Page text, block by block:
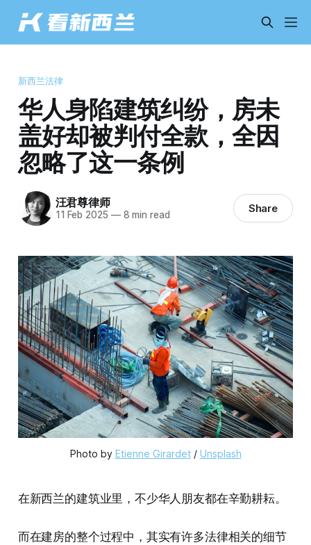
新西兰法律
华人身陷建筑纠纷，房未
盖好却被判付全款，全因
忽略了这一条例
汪君尊律师
11 Feb 2025 —8 min read Share
Photo by Etienne Girardet / Unsplash
在新西兰的建筑业里，不少华人朋友都在辛勤耕耘。
而在建房的整个过程中，其实有许多法律相关的细节